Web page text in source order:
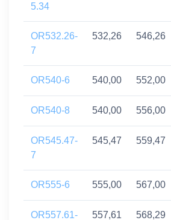
5.34
OR532.26-
7
532,26 546,26
OR540-6 540,00 552,00
OR540-8 540,00 556,00
OR545.47-
7
545,47 559,47
OR555-6 555,00 567,00
OR557.61- 557,61 568,29